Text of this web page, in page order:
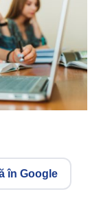
în Google